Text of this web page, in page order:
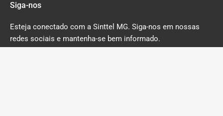
Siga-nos
Esteja conectado com a Sinttel MG. Siga-nos em nossas
redes sociais e mantenha-se bem informado.